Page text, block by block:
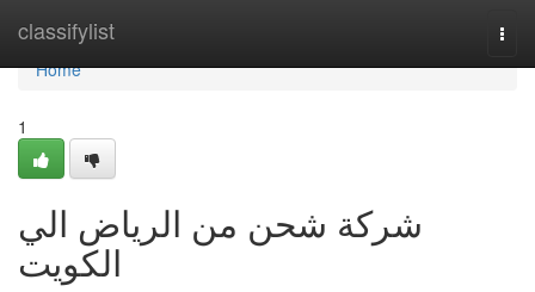
classifylist
Home
Home
1
شركة شحن من الرياض الي
الكويت